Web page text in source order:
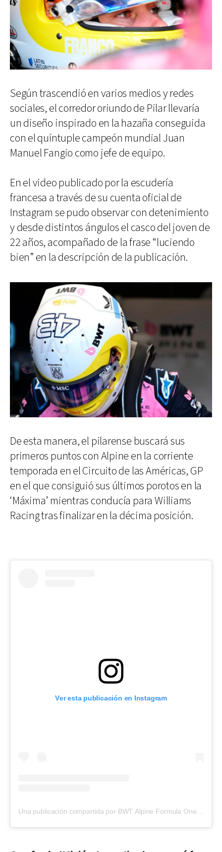
Según trascendió en varios medios y redes
sociales, el corredor oriundo de Pilar llevaría
un diseño inspirado en la hazaña conseguida
con el quíntuple campeón mundial Juan
Manuel Fangio como jefe de equipo.
En el video publicado por la escudería
francesa a través de su cuenta oficial de
Instagram se pudo observar con detenimiento
y desde distintos ángulos el casco del joven de
22 años, acompañado de la frase “luciendo
bien” en la descripción de la publicación.
De esta manera, el pilarense buscará sus
primeros puntos con Alpine en la corriente
temporada en el Circuito de las Américas, GP
en el que consiguió sus últimos porotos en la
‘Máxima’ mientras conducía para Williams
Racing tras finalizar en la décima posición.
Ver esta publicación en Instagram